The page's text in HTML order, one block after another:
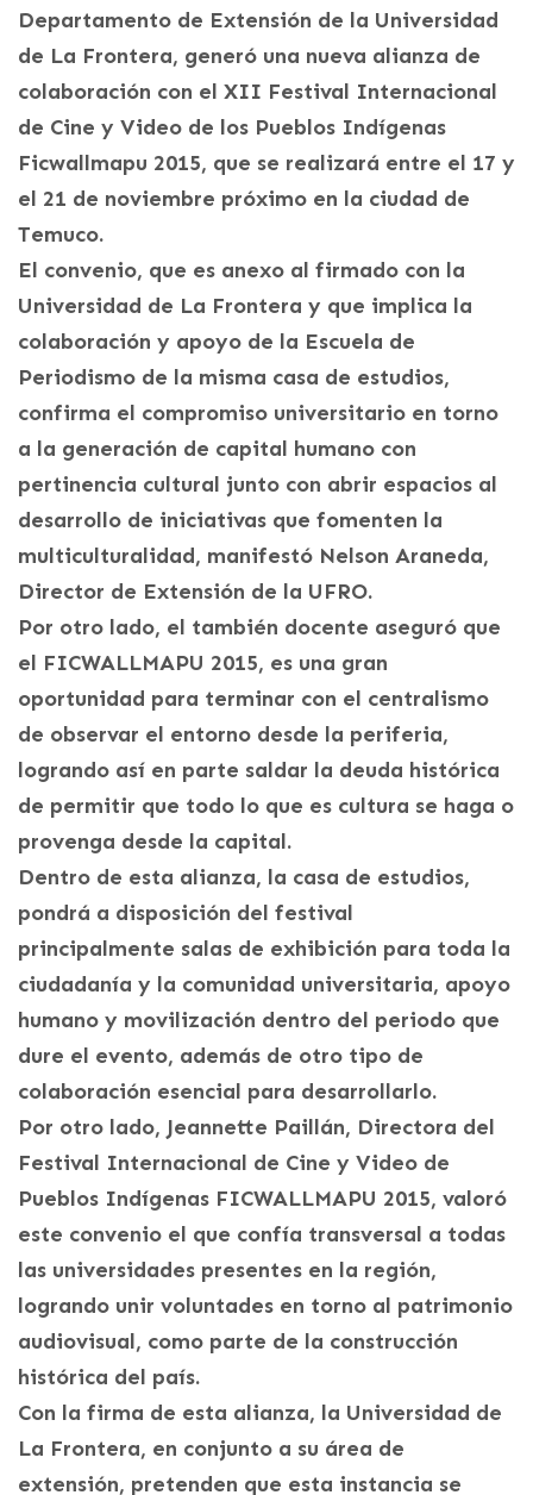
Departamento de Extensión de la Universidad
de La Frontera, generó una nueva alianza de
colaboración con el XII Festival Internacional
de Cine y Video de los Pueblos Indígenas
Ficwallmapu 2015, que se realizará entre el 17 y
el 21 de noviembre próximo en la ciudad de
Temuco.
El convenio, que es anexo al firmado con la
Universidad de La Frontera y que implica la
colaboración y apoyo de la Escuela de
Periodismo de la misma casa de estudios,
confirma el compromiso universitario en torno
a la generación de capital humano con
pertinencia cultural junto con abrir espacios al
desarrollo de iniciativas que fomenten la
multiculturalidad, manifestó Nelson Araneda,
Director de Extensión de la UFRO.
Por otro lado, el también docente aseguró que
el FICWALLMAPU 2015, es una gran
oportunidad para terminar con el centralismo
de observar el entorno desde la periferia,
logrando así en parte saldar la deuda histórica
de permitir que todo lo que es cultura se haga o
provenga desde la capital.
Dentro de esta alianza, la casa de estudios,
pondrá a disposición del festival
principalmente salas de exhibición para toda la
ciudadanía y la comunidad universitaria, apoyo
humano y movilización dentro del periodo que
dure el evento, además de otro tipo de
colaboración esencial para desarrollarlo.
Por otro lado, Jeannette Paillán, Directora del
Festival Internacional de Cine y Video de
Pueblos Indígenas FICWALLMAPU 2015, valoró
este convenio el que confía transversal a todas
las universidades presentes en la región,
logrando unir voluntades en torno al patrimonio
audiovisual, como parte de la construcción
histórica del país.
Con la firma de esta alianza, la Universidad de
La Frontera, en conjunto a su área de
extensión, pretenden que esta instancia se